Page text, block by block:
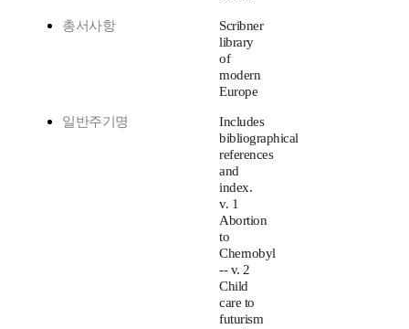
총서사항
Scribner
library
of
modern
Europe
일반주기명
Includes
bibliographical
references
and
index.
v. 1
Abortion
to
Chernobyl
-- v. 2
Child
care to
futurism